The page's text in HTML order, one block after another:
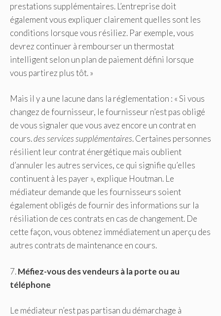
prestations supplémentaires. L’entreprise doit
également vous expliquer clairement quelles sont les
conditions lorsque vous résiliez. Par exemple, vous
devrez continuer à rembourser un thermostat
intelligent selon un plan de paiement défini lorsque
vous partirez plus tôt. »
Mais il y a une lacune dans la réglementation : « Si vous
changez de fournisseur, le fournisseur n’est pas obligé
de vous signaler que vous avez encore un contrat en
cours.des services supplémentaires. Certaines personnes
résilient leur contrat énergétique mais oublient
d’annuler les autres services, ce qui signifie qu’elles
continuent à les payer », explique Houtman. Le
médiateur demande que les fournisseurs soient
également obligés de fournir des informations sur la
résiliation de ces contrats en cas de changement. De
cette façon, vous obtenez immédiatement un aperçu des
autres contrats de maintenance en cours.
7.Méfiez-vous des vendeurs à la porte ou au
téléphone
Le médiateur n’est pas partisan du démarchage à